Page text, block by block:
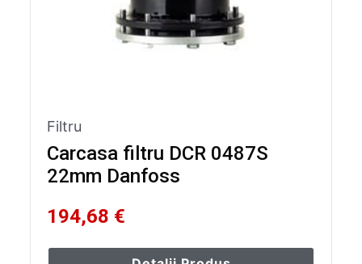
Filtru
Carcasa filtru DCR 0487S
22mm Danfoss
194,68 €